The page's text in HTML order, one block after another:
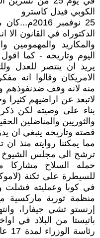
الكوبي فيدل كاسترو
25 نوفمبر
الدكتوراه في القانون
والمكاريد
اليوم وتاريخه - كما
يريد ان ينتصر للعدل
الامريكان وقالوا انه
منه لانه وقف ضدنفوذهم
لاتبعد عن اراضيهم
بناء على وصيته لكن
والثوريين والمناضلين
قصته وتاريخه ينبغي ان
مما يمكننا روايته منذ
ترشح الى مجلس
حمله السلاح
للسيطرة على ثكنة
في كوبا وعمليته
منظمة ثورية ماركسية
إرنستو تشي جيفارا،